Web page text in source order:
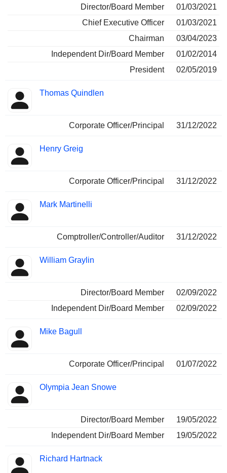
Director/Board Member
01/03/2021
Chief Executive Officer
01/03/2021
Chairman
03/04/2023
Independent Dir/Board Member
01/02/2014
President
02/05/2019
Thomas Quindlen
Corporate Officer/Principal 31/12/2022
Henry Greig
Corporate Officer/Principal 31/12/2022
Mark Martinelli
Comptroller/Controller/Auditor 31/12/2022
William Graylin
Director/Board Member
02/09/2022
Independent Dir/Board Member
02/09/2022
Mike Bagull
Corporate Officer/Principal 01/07/2022
Olympia Jean Snowe
Director/Board Member
19/05/2022
Independent Dir/Board Member
19/05/2022
Richard Hartnack